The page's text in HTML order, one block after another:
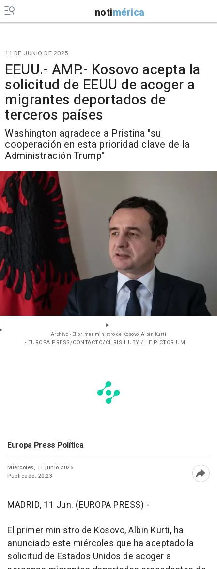
notimérica
11 DE JUNIO DE 2025
EEUU.- AMP.- Kosovo acepta la
solicitud de EEUU de acoger a
migrantes deportados de
terceros países
Washington agradece a Pristina "su
cooperación en esta prioridad clave de la
Administración Trump"
Archivo - El primer ministro de Kosovo, Albin Kurti
- EUROPA PRESS/CONTACTO/CHRIS HUBY / LE PICTORIUM
Europa Press Política
Miércoles, 11 junio 2025
Publicado: 20:23
MADRID, 11 Jun. (EUROPA PRESS) -
El primer ministro de Kosovo, Albin Kurti, ha
anunciado este miércoles que ha aceptado la
solicitud de Estados Unidos de acoger a